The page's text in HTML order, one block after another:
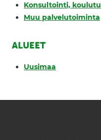
Konsultointi,
Muu palvelutoiminta
ALUEET
Uusimaa